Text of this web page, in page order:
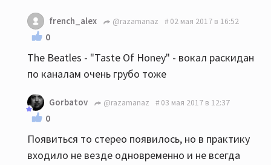
french_alex @razamanaz 02 мая 2017 в 16:52
0
The Beatles - "Taste Of Honey" - вокал раскидан
по каналам очень грубо тоже
Gorbatov @razamanaz 03 мая 2017 в 12:37
0
Появиться то стерео появилось, но в практику
входило не везде одновременно и не всегда